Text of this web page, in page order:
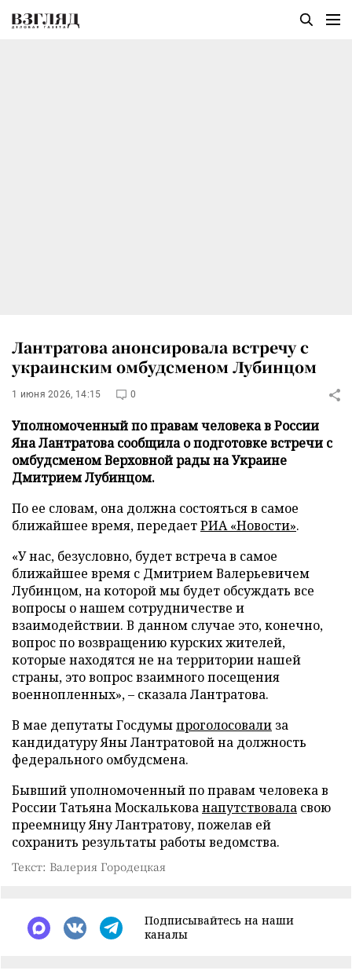
Лантратова анонсировала встречу с
украинским омбудсменом Лубинцом
1 июня 2026, 14:15 0
Уполномоченный по правам человека в России
Яна Лантратова сообщила о подготовке встречи с
омбудсменом Верховной рады на Украине
Дмитрием Лубинцом.
По ее словам, она должна состояться в самое
ближайшее время, передаетРИА «Новости».
«У нас, безусловно, будет встреча в самое
ближайшее время с Дмитрием Валерьевичем
Лубинцом, на которой мы будет обсуждать все
вопросы о нашем сотрудничестве и
взаимодействии. В данном случае это, конечно,
вопрос по возвращению курских жителей,
которые находятся не на территории нашей
страны, это вопрос взаимного посещения
военнопленных», – сказала Лантратова.
В мае депутаты Госдумыпроголосовали за
кандидатуру Яны Лантратовой на должность
федерального омбудсмена.
Бывший уполномоченный по правам человека в
России Татьяна Москалькованапутствовала свою
преемницу Яну Лантратову, пожелав ей
сохранить результаты работы ведомства.
Текст: Валерия Городецкая
Подписывайтесь на наши
каналы